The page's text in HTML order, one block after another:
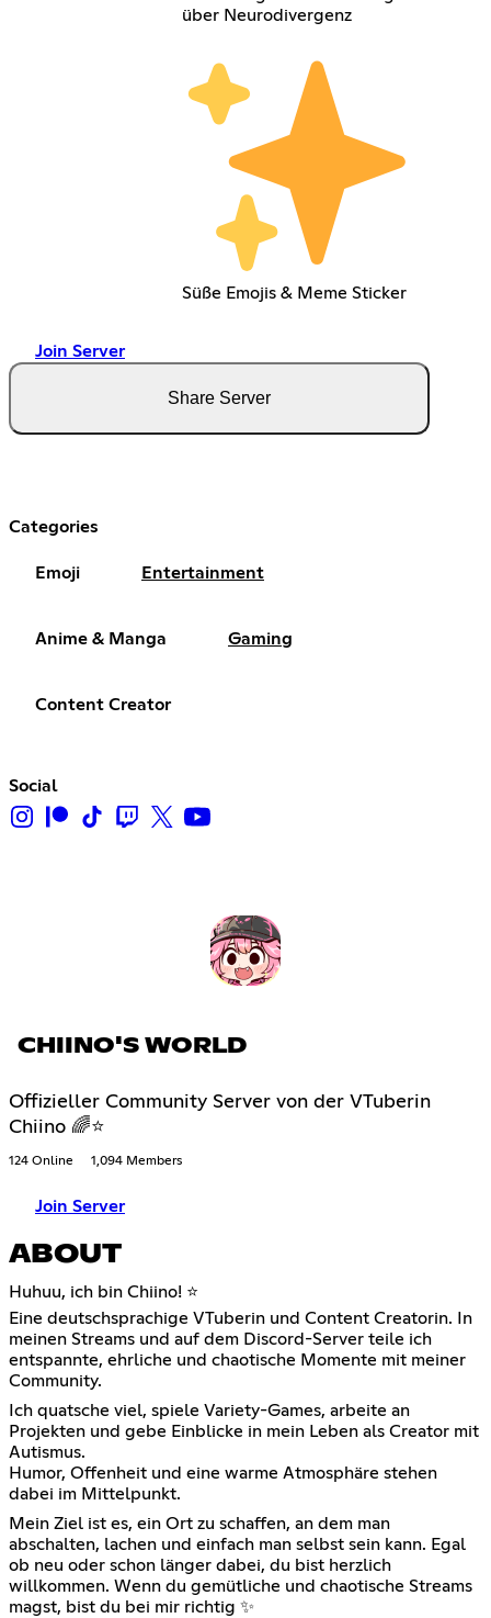
über Neurodivergenz
Süße Emojis & Meme Sticker
Join Server
Share Server
Categories
Emoji Entertainment
Anime & Manga Gaming
Content Creator
Social
CHIINO'S WORLD
Offizieller Community Server von der VTuberin
Chiino 🌈⭐
124 Online 1,094 Members
Join Server
ABOUT
Huhuu, ich bin Chiino! ⭐
Eine deutschsprachige VTuberin und Content Creatorin. In
meinen Streams und auf dem Discord-Server teile ich
entspannte, ehrliche und chaotische Momente mit meiner
Community.
Ich quatsche viel, spiele Variety-Games, arbeite an
Projekten und gebe Einblicke in mein Leben als Creator mit
Autismus.
Humor, Offenheit und eine warme Atmosphäre stehen
dabei im Mittelpunkt.
Mein Ziel ist es, ein Ort zu schaffen, an dem man
abschalten, lachen und einfach man selbst sein kann. Egal
ob neu oder schon länger dabei, du bist herzlich
willkommen. Wenn du gemütliche und chaotische Streams
magst, bist du bei mir richtig ✨